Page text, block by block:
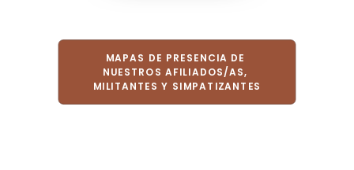
MAPAS DE PRESENCIA DE
NUESTROS AFILIADOS/AS,
MILITANTES Y SIMPATIZANTES